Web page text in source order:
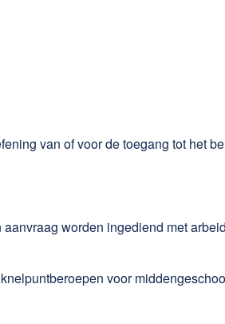
van of voor de toegang tot het
worden ingediend met
voor